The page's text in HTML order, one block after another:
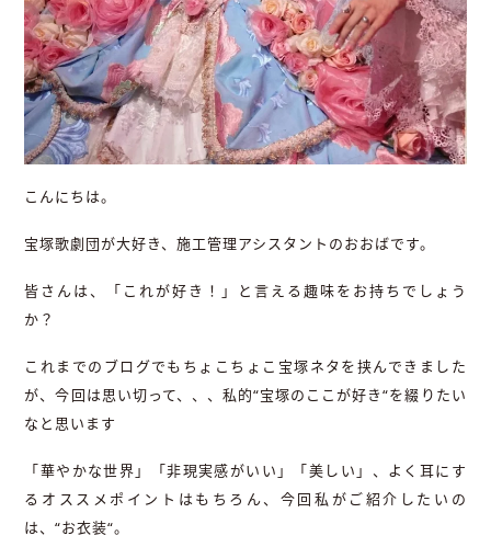
こんにちは。
宝塚歌劇団が大好き、施工管理アシスタントのおおばです。
皆さんは、「これが好き！」と言える趣味をお持ちでしょう
か？
これまでのブログでもちょこちょこ宝塚ネタを挟んできました
が、今回は思い切って、、、私的“宝塚のここが好き“を綴りたい
なと思います
「華やかな世界」「非現実感がいい」「美しい」、よく耳にす
るオススメポイントはもちろん、今回私がご紹介したいの
は、“お衣装“。